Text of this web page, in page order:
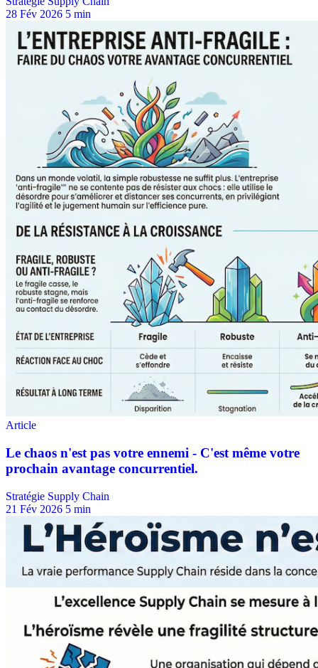
28 Fév 2026 5 min
Stratégie Supply Chain
21 Fév 2026 5 min